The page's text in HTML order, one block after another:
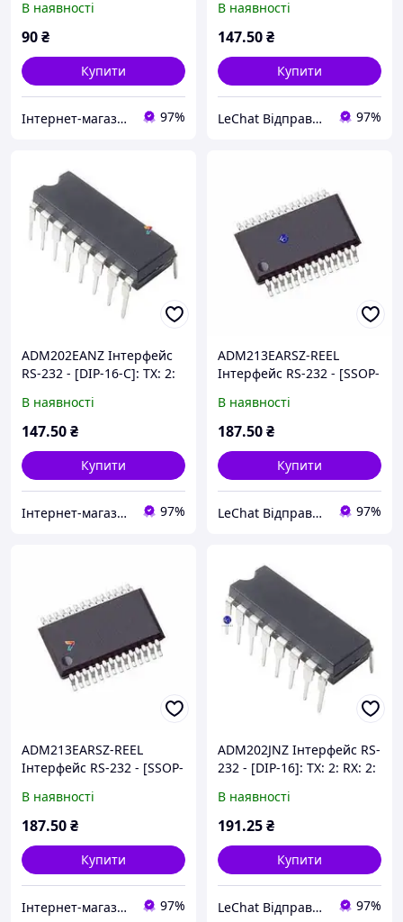
кбіт / с: Напруга: 4.5 ... 5.5
В
В наявності
90₴
Купити
Інтернет-магазин ЗНАКОМО! Відправка від 1 до 5 днів! На деякі товари може бути передплата! 97%
/ с: Напруга: 5 В
В наявності
147.50₴
Купити
LeChat Відправка від 1 до 5 днів! На деякі товари може бути передплата! 97%
ADM202EANZ Інтерфейс
RS-232 - [DIP-16-C]: TX: 2:
/ с: Напруга: 5 В
В наявності
147.50₴
Купити
Інтернет-магазин ЗНАКОМО! Відправка від 1 до 5 днів! На деякі товари може бути передплата! 97%
ADM213EARSZ-REEL
Інтерфейс RS-232 - [SSOP-
Швидкість: 120 кбіт / с:
Напруга: 5 В
В наявності
187.50₴
Купити
LeChat Відправка від 1 до 5 днів! На деякі товари може бути передплата! 97%
ADM213EARSZ-REEL
Інтерфейс RS-232 - [SSOP-
Швидкість: 120 кбіт / с:
Напруга: 5 В
В наявності
187.50₴
Купити
Інтернет-магазин ЗНАКОМО! Відправка від 1 до 5 днів! На деякі товари може бути передплата! 97%
ADM202JNZ Інтерфейс RS-
232 - [DIP-16]: TX: 2: RX: 2:
Напруга: 5 В
В наявності
191.25₴
Купити
LeChat Відправка від 1 до 5 днів! На деякі товари може бути передплата! 97%